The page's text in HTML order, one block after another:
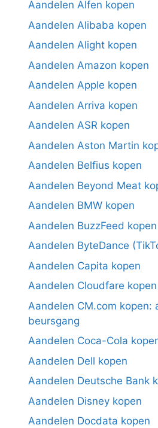
Aandelen Alfen kopen
Aandelen Alibaba kopen
Aandelen Alight kopen
Aandelen Amazon kopen
Aandelen Apple kopen
Aandelen Arriva kopen
Aandelen ASR kopen
Aandelen Aston Martin
Aandelen Belfius kopen
Aandelen Beyond Meat
Aandelen BMW kopen
Aandelen BuzzFeed kopen
Aandelen ByteDance
Aandelen Capita kopen
Aandelen Cloudfare kopen
Aandelen CM.com kopen:
beursgang
Aandelen Coca-Cola
Aandelen Dell kopen
Aandelen Deutsche Bank
Aandelen Disney kopen
Aandelen Docdata kopen